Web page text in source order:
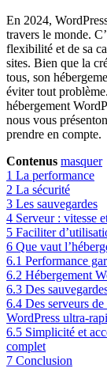
En 2024,
travers le monde.
flexibilité et de sa
sites. Bien que la
tous, son
éviter tout
hébergement
nous vous
prendre en compte.
Contenus masquer
1 La performance
2 La sécurité
3 Les sauvegardes
4 Serveur : vitesse
5 Faciliter
6 Que vaut
6.1 Performance
6.2 Hébergement
6.3 Des
6.4 Des serveurs
WordPress ultra-
6.5 Simplicité et
complet
7 Conclusion